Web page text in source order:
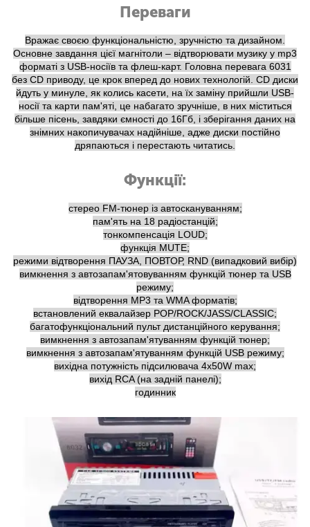
Переваги
Вражає своєю функціональністю, зручністю та дизайном.
Основне завдання цієї магнітоли – відтворювати музику у mp3
форматі з USB-носіїв та флеш-карт. Головна перевага 6031
без CD приводу, це крок вперед до нових технологій. CD диски
йдуть у минуле, як колись касети, на їх заміну прийшли USB-
носії та карти пам'яті, це набагато зручніше, в них міститься
більше пісень, завдяки ємності до 16Гб, і зберігання даних на
знімних накопичувачах надійніше, адже диски постійно
дряпаються і перестають читатись.
Функції:
стерео FM-тюнер із автоскануванням;
пам'ять на 18 радіостанцій;
тонкомпенсація LOUD;
функція MUTE;
режими відтворення ПАУЗА, ПОВТОР, RND (випадковий вибір)
вимкнення з автозапам'ятовуванням функцій тюнер та USB
режиму;
відтворення МР3 та WMA форматів;
встановлений еквалайзер POP/ROCK/JASS/CLASSIC;
багатофункціональний пульт дистанційного керування;
вимкнення з автозапам'ятуванням функцій тюнер;
вимкнення з автозапам'ятуванням функцій USB режиму;
вихідна потужність підсилювача 4х50W max;
вихід RCA (на задній панелі);
годинник